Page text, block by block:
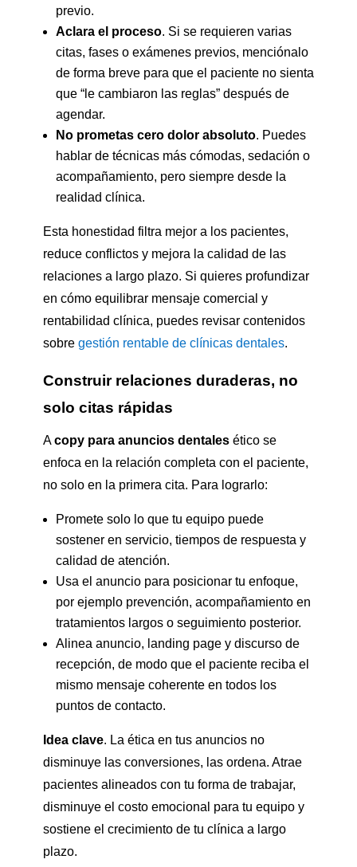
previo.
Aclara el proceso. Si se requieren varias
citas, fases o exámenes previos, menciónalo
de forma breve para que el paciente no sienta
que “le cambiaron las reglas” después de
agendar.
No prometas cero dolor absoluto. Puedes
hablar de técnicas más cómodas, sedación o
acompañamiento, pero siempre desde la
realidad clínica.
Esta honestidad filtra mejor a los pacientes,
reduce conflictos y mejora la calidad de las
relaciones a largo plazo. Si quieres profundizar
en cómo equilibrar mensaje comercial y
rentabilidad clínica, puedes revisar contenidos
sobre gestión rentable de clínicas dentales.
Construir relaciones duraderas, no
solo citas rápidas
Acopy para anuncios dentalesético se
enfoca en la relación completa con el paciente,
no solo en la primera cita. Para lograrlo:
Promete solo lo que tu equipo puede
sostener en servicio, tiempos de respuesta y
calidad de atención.
Usa el anuncio para posicionar tu enfoque,
por ejemplo prevención, acompañamiento en
tratamientos largos o seguimiento posterior.
Alinea anuncio, landing page y discurso de
recepción, de modo que el paciente reciba el
mismo mensaje coherente en todos los
puntos de contacto.
Idea clave. La ética en tus anuncios no
disminuye las conversiones, las ordena. Atrae
pacientes alineados con tu forma de trabajar,
disminuye el costo emocional para tu equipo y
sostiene el crecimiento de tu clínica a largo
plazo.